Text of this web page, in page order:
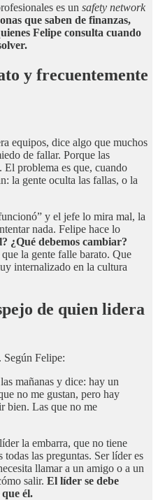
es un safety network
que saben de finanzas,
Felipe consulta cuando
y frecuentemente
equipos, dice algo que muchos
de fallar. Porque las
El problema es que, cuando
la gente oculta las fallas, o la
y el jefe lo mira mal, la
nada. Felipe hace lo
¿Qué debemos cambiar?
la gente falle barato. Que
internalizado en la cultura
de quien lidera
Felipe:
mañanas y dice: hay un
no me gustan, pero hay
bien. Las que no me
la embarra, que no tiene
todas las preguntas. Ser líder es
llamar a un amigo o a un
salir. El líder se debe
él.